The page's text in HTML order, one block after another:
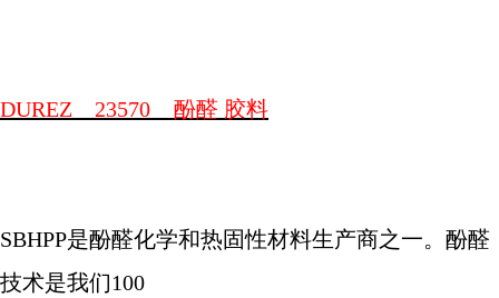
DUREZ 23570 酚醛 胶料
SBHPP是酚醛化学和热固性材料生产商之一。酚醛
技术是我们100